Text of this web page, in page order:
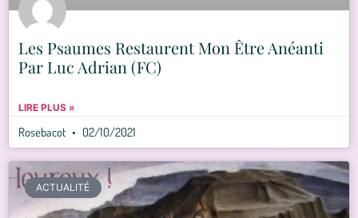
Les Psaumes Restaurent Mon Être Anéanti
Par Luc Adrian (FC)
LIRE PLUS »
Rosebacot 02/10/2021
ACTUALITÉ